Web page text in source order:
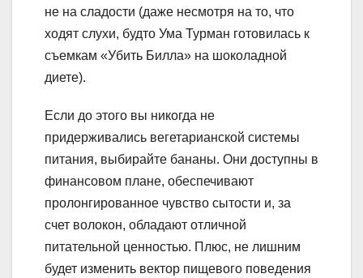
не на сладости (даже несмотря на то, что
ходят слухи, будто Ума Турман готовилась к
съемкам «Убить Билла» на шоколадной
диете).
Если до этого вы никогда не
придерживались вегетарианской системы
питания, выбирайте бананы. Они доступны в
финансовом плане, обеспечивают
пролонгированное чувство сытости и, за
счет волокон, обладают отличной
питательной ценностью. Плюс, не лишним
будет изменить вектор пищевого поведения